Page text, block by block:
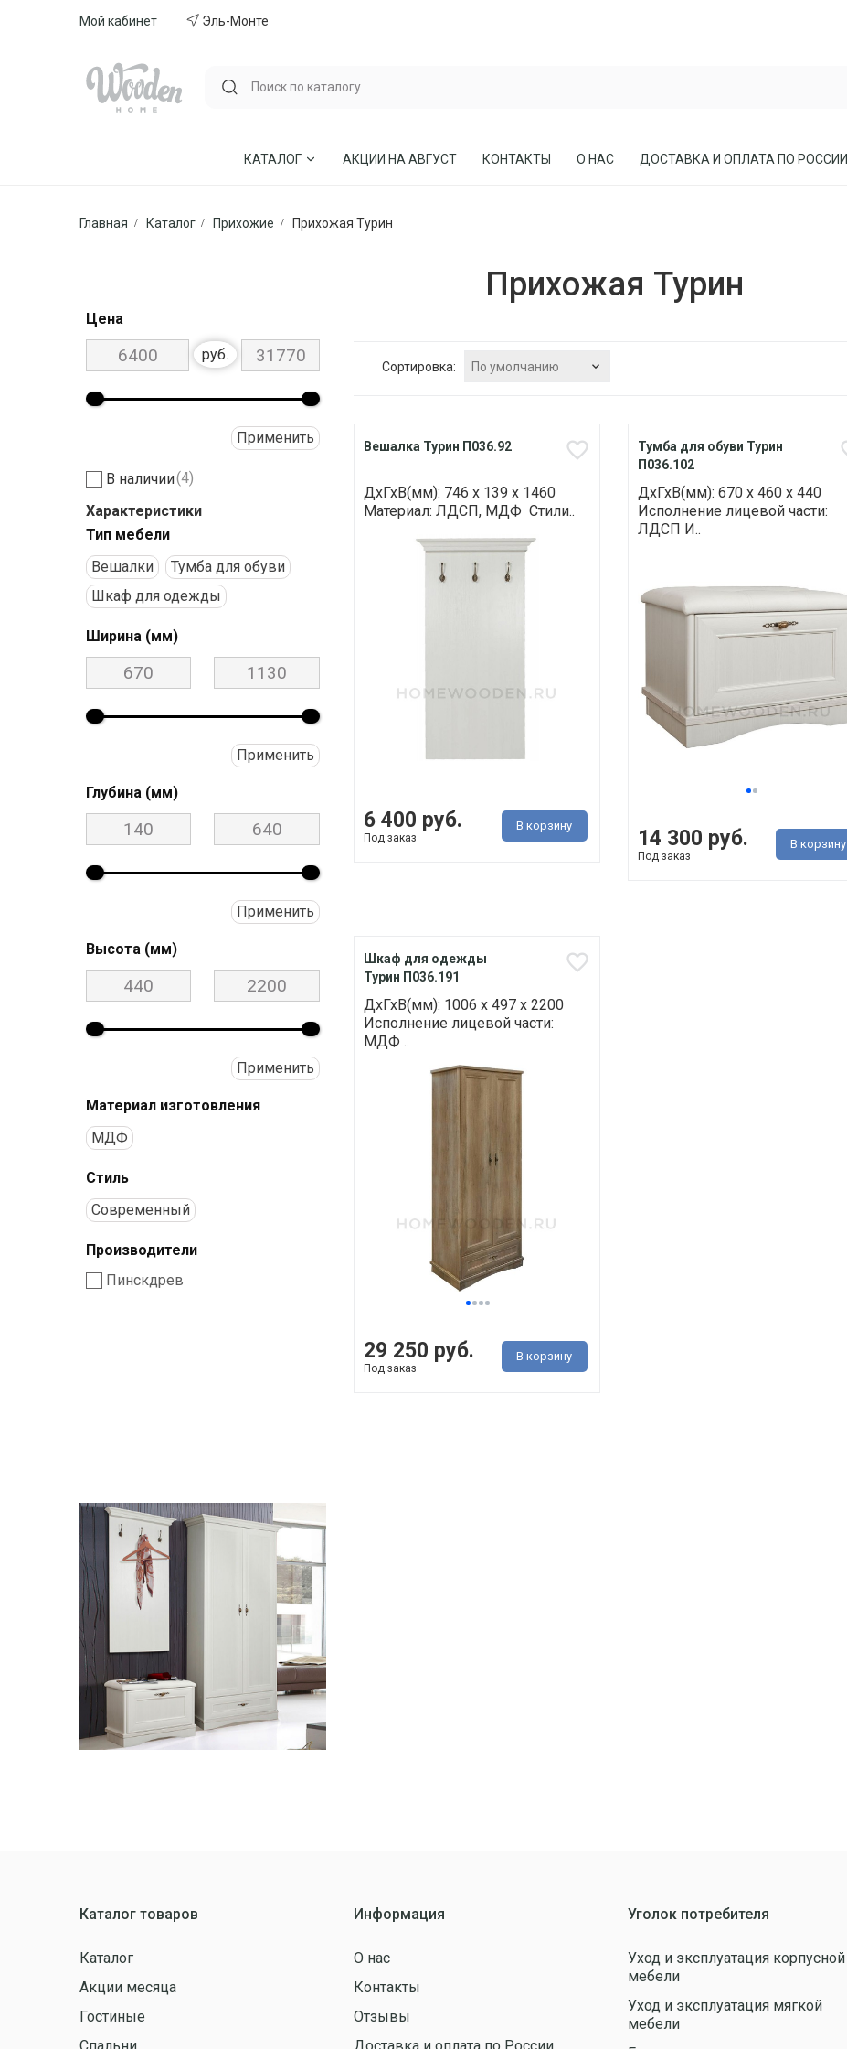
Мой кабинет Эль-Монте
КАТАЛОГ
МЯГКАЯ МЕБЕЛЬ
СТОЛЫ ОБЕДЕННЫЕ
КАБИНЕТЫ, БИБЛИОТЕКИ
АКЦИИ НА АВГУСТ КОНТАКТЫ О НАС ДОСТАВКА И ОПЛАТА ПО РОССИИ
Главная Каталог Прихожие Прихожая Турин
Прихожая Турин
Цена
руб.
Применить
В наличии(4)
Характеристики
Тип мебели
Вешалки
Тумба для обуви
Шкаф для одежды
Ширина (мм)
Применить
Глубина (мм)
Применить
Высота (мм)
Применить
Материал изготовления
МДФ
Стиль
Современный
Производители
Пинскдрев
Сортировка: По умолчанию
Вешалка Турин П036.92
ДхГхВ(мм): 746 х 139 х 1460
Материал: ЛДСП, МДФ Стили..
6 400 руб.
Под заказ
В корзину
Тумба для обуви Турин
П036.102
ДхГхВ(мм): 670 х 460 х 440
Исполнение лицевой части:
ЛДСП И..
14 300 руб.
Под заказ
В корзину
Шкаф для одежды
Турин П036.191
ДхГхВ(мм): 1006 х 497 х 2200
Исполнение лицевой части:
МДФ ..
29 250 руб.
Под заказ
В корзину
Каталог товаров
Каталог
Акции месяца
Гостиные
Информация
О нас
Контакты
Отзывы
Уголок потребителя
Уход и эксплуатация корпусной
мебели
Уход и эксплуатация мягкой
мебели